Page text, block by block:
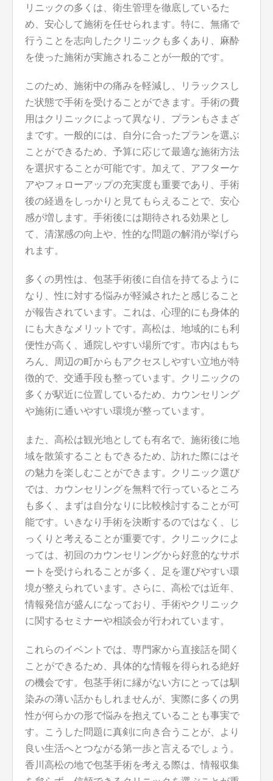
リニックの多くは、衛生管理を徹底しているた
め、安心して施術を任せられます。特に、無痛で
行うことを志向したクリニックも多くあり、麻酔
を使った施術が実施されることが一般的です。
このため、施術中の痛みを軽減し、リラックスし
た状態で手術を受けることができます。手術の費
用はクリニックによって異なり、プランもさまざ
まです。一般的には、自分に合ったプランを選ぶ
ことができるため、予算に応じて最適な施術方法
を選択することが可能です。加えて、アフターケ
アやフォローアップの充実度も重要であり、手術
後の経過をしっかりと見てもらえることで、安心
感が増します。手術後には期待される効果とし
て、清潔感の向上や、性的な問題の解消が挙げら
れます。
多くの男性は、包茎手術後に自信を持てるように
なり、性に対する悩みが軽減されたと感じること
が報告されています。これは、心理的にも身体的
にも大きなメリットです。高松は、地域的にも利
便性が高く、通院しやすい場所です。市内はもち
ろん、周辺の町からもアクセスしやすい立地が特
徴的で、交通手段も整っています。クリニックの
多くが駅近に位置しているため、カウンセリング
や施術に通いやすい環境が整っています。
また、高松は観光地としても有名で、施術後に地
域を散策することもできるため、訪れた際にはそ
の魅力を楽しむことができます。クリニック選び
では、カウンセリングを無料で行っているところ
も多く、まずは自分なりに比較検討することが可
能です。いきなり手術を決断するのではなく、じ
っくりと考えることが重要です。クリニックによ
っては、初回のカウンセリングから好意的なサポ
ートを受けられることが多く、足を運びやすい環
境が整えられています。さらに、高松では近年、
情報発信が盛んになっており、手術やクリニック
に関するセミナーや相談会が行われています。
これらのイベントでは、専門家から直接話を聞く
ことができるため、具体的な情報を得られる絶好
の機会です。包茎手術に縁がない方にとっては馴
染みの薄い話かもしれませんが、実際に多くの男
性が何らかの形で悩みを抱えていることも事実で
す。こうした問題に真剣に向き合うことが、より
良い生活へとつながる第一歩と言えるでしょう。
香川高松の地で包茎手術を考える際は、情報収集